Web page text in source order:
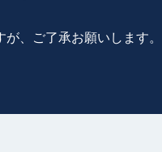
、ご了承お願いします。